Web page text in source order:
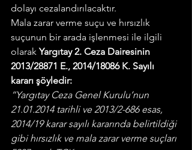
dolayı cezalandırılacaktır.
Mala zarar verme suçu ve hırsızlık
suçunun bir arada işlenmesi ile ilgili
olarak Yargıtay 2. Ceza Dairesinin
2013/28871 E., 2014/18086 K. Sayılı
kararı şöyledir:
“Yargıtay Ceza Genel Kurulu’nun
21.01.2014 tarihli ve 2013/2-686 esas,
2014/19 karar sayılı kararında belirtildiği
gibi hırsızlık ve mala zarar verme suçları